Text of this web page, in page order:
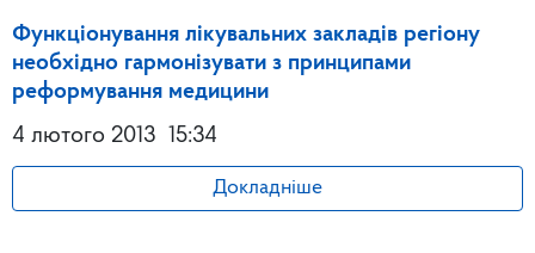
Функціонування лікувальних закладів регіону
необхідно гармонізувати з принципами
реформування медицини
4 лютого 2013 15:34
Докладніше